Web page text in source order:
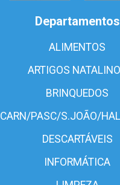
Departamentos
ALIMENTOS
ARTIGOS
BRINQUEDOS
CARN/PASC/S.JOÃO/
DESCARTÁVEIS
INFORMÁTICA